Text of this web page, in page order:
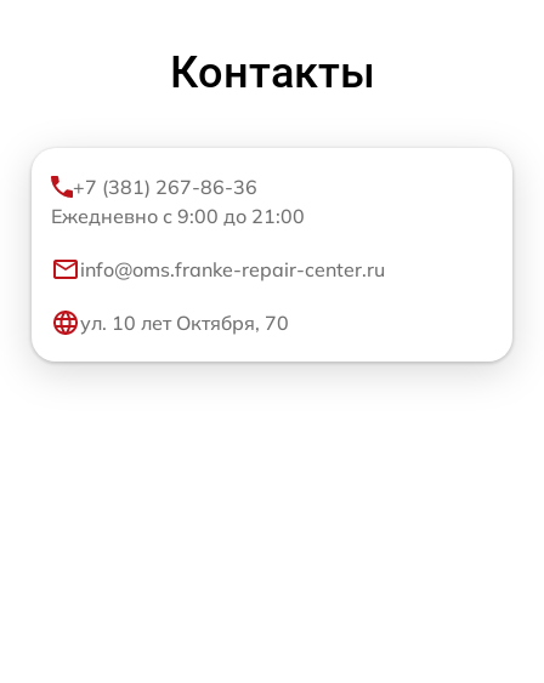
Контакты
+7 (381) 267-86-36
Ежедневно с 9:00 до 21:00
info@oms.franke-repair-center.ru
ул. 10 лет Октября, 70